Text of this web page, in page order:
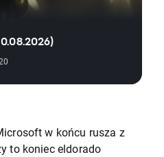
w końcu rusza z
to koniec eldorado